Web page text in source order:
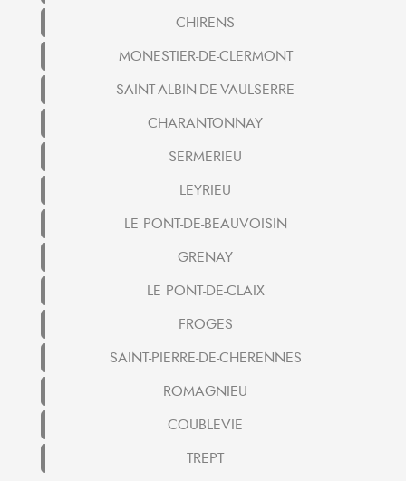
CHIRENS
MONESTIER-DE-CLERMONT
SAINT-ALBIN-DE-VAULSERRE
CHARANTONNAY
SERMERIEU
LEYRIEU
LE PONT-DE-BEAUVOISIN
GRENAY
LE PONT-DE-CLAIX
FROGES
SAINT-PIERRE-DE-CHERENNES
ROMAGNIEU
COUBLEVIE
TREPT